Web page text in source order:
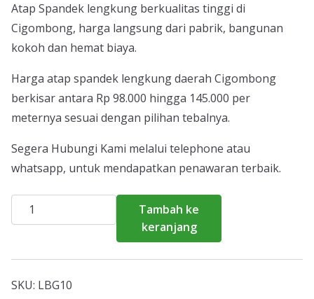
Atap Spandek lengkung berkualitas tinggi di
Cigombong, harga langsung dari pabrik, bangunan
kokoh dan hemat biaya.
Harga atap spandek lengkung daerah Cigombong
berkisar antara Rp 98.000 hingga 145.000 per
meternya sesuai dengan pilihan tebalnya.
Segera Hubungi Kami melalui telephone atau
whatsapp, untuk mendapatkan penawaran terbaik.
Kuantitas
Harga
Cigombong
Tambah ke
keranjang
SKU: LBG10